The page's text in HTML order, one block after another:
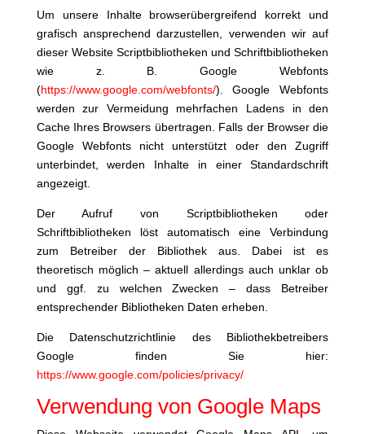
Um unsere Inhalte browserübergreifend korrekt und
grafisch ansprechend darzustellen, verwenden wir auf
dieser Website Scriptbibliotheken und Schriftbibliotheken
wie z. B. Google Webfonts
(https://www.google.com/webfonts/). Google Webfonts
werden zur Vermeidung mehrfachen Ladens in den
Cache Ihres Browsers übertragen. Falls der Browser die
Google Webfonts nicht unterstützt oder den Zugriff
unterbindet, werden Inhalte in einer Standardschrift
angezeigt.
Der Aufruf von Scriptbibliotheken oder
Schriftbibliotheken löst automatisch eine Verbindung
zum Betreiber der Bibliothek aus. Dabei ist es
theoretisch möglich – aktuell allerdings auch unklar ob
und ggf. zu welchen Zwecken – dass Betreiber
entsprechender Bibliotheken Daten erheben.
Die Datenschutzrichtlinie des Bibliothekbetreibers
Google finden Sie hier:
https://www.google.com/policies/privacy/
Verwendung von Google Maps